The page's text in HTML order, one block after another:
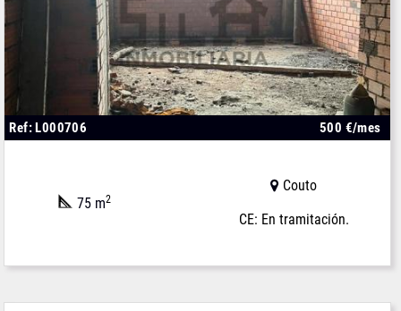
Ref: L000706 500 €/mes
75 m2
Couto
CE: En tramitación.